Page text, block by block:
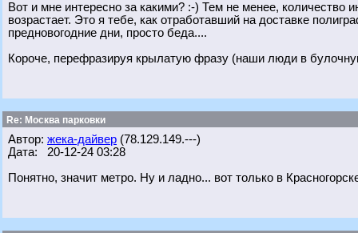
Вот и мне интересно за какими? :-) Тем не менее, количество
возрастает. Это я тебе, как отработавший на доставке
предновогодние дни, просто беда....
Короче, перефразируя крылатую фразу (наши люди в
Re: Москва парковки
Автор: жека-дайвер (78.129.149.---)
Дата: 20-12-24 03:28
Понятно, значит метро. Ну и ладно... вот только в